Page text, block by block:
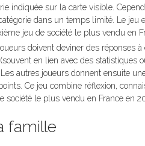
indiquée sur la carte visible.
dans un temps limité. Le jeu
jeu de société le plus vendu en
doivent deviner des réponses à
en lien avec des statistiques
autres joueurs donnent ensuite
Ce jeu combine réflexion,
société le plus vendu en France en
famille